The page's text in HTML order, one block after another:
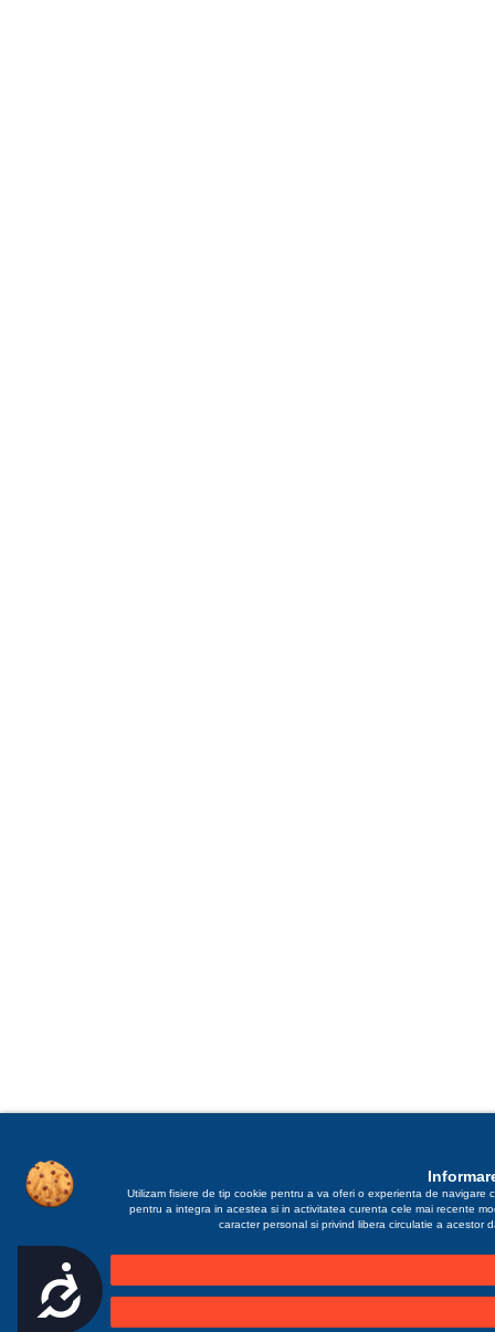
Accesibilitate
Utilizam fisiere de tip cookie pentru a va oferi o experienta de navigare
pentru a integra in acestea si in activitatea curenta cele mai recente
caracter personal si privind libera circulatie a acestor